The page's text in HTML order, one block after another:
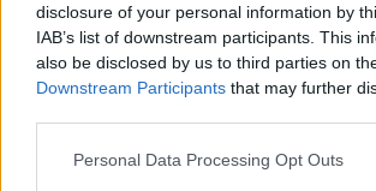
disclosure of your personal information by
IAB’s list of downstream participants. This
also be disclosed by us to third parties on
Downstream Participants that may further
Personal Data Processing Opt Outs
6 d'agost de 2026
Els vestits de paper
enguany amb més